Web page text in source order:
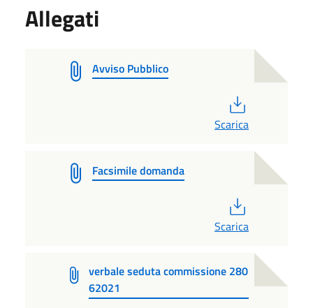
Allegati
Avviso Pubblico
Scarica
Facsimile domanda
Scarica
verbale seduta commissione 280
62021